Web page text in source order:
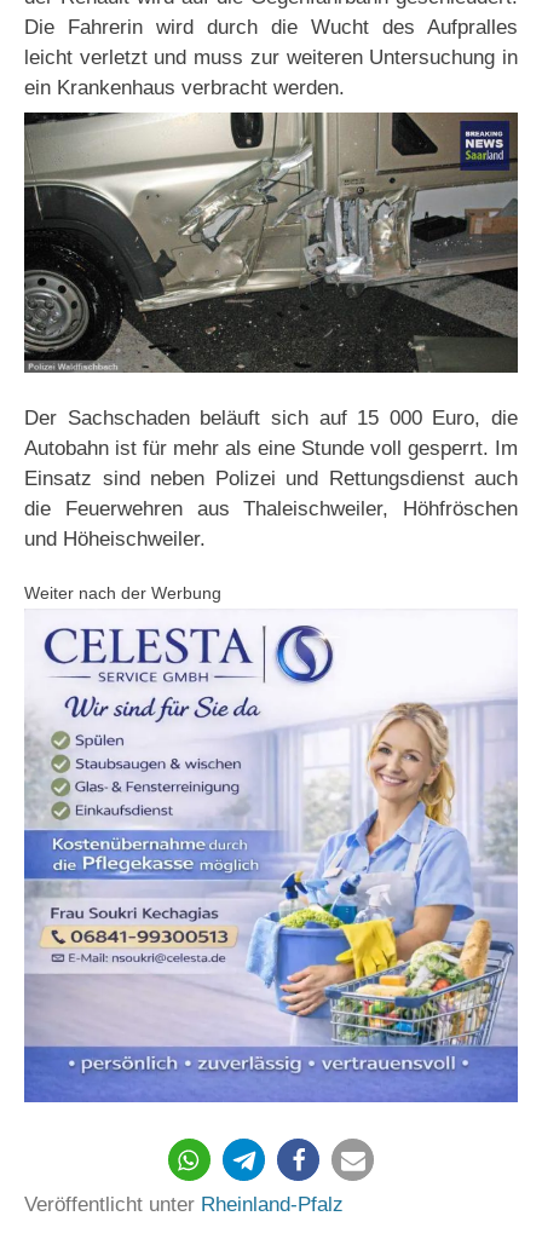
Die Fahrerin wird durch die Wucht des Aufpralles
leicht verletzt und muss zur weiteren Untersuchung in
ein Krankenhaus verbracht werden.
Der Sachschaden beläuft sich auf 15 000 Euro, die
Autobahn ist für mehr als eine Stunde voll gesperrt. Im
Einsatz sind neben Polizei und Rettungsdienst auch
die Feuerwehren aus Thaleischweiler, Höhfröschen
und Höheischweiler.
Weiter nach der Werbung
Veröffentlicht unter Rheinland-Pfalz